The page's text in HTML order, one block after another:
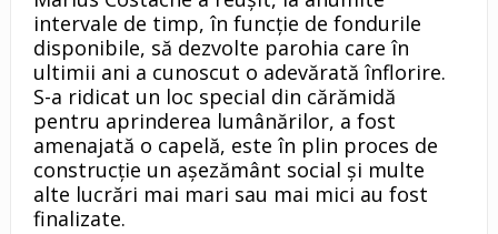
intervale de timp, în funcţie de fondurile
disponibile, să dezvolte parohia care în
ultimii ani a cunoscut o adevărată înflorire.
S-a ridicat un loc special din cărămidă
pentru aprinderea lumânărilor, a fost
amenajată o capelă, este în plin proces de
construcţie un aşezământ social şi multe
alte lucrări mai mari sau mai mici au fost
finalizate.